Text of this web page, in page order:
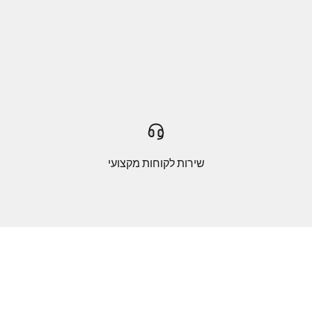
שירות לקוחות מקצועי